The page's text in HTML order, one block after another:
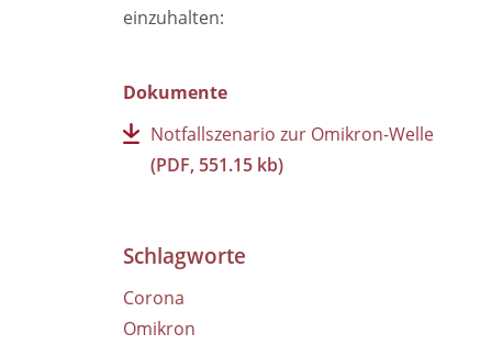
einzuhalten:
Dokumente
Notfallszenario zur Omikron-Welle
(PDF, 551.15 kb)
Schlagworte
Corona
Omikron